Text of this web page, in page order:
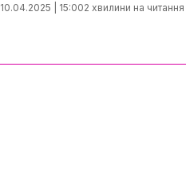
10.04.2025 | 15:002 хвилини на читання